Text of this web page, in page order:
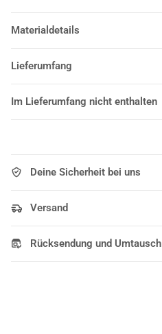
Materialdetails
Lieferumfang
Im Lieferumfang nicht enthalten
Deine Sicherheit bei uns
Versand
Rücksendung und Umtausch